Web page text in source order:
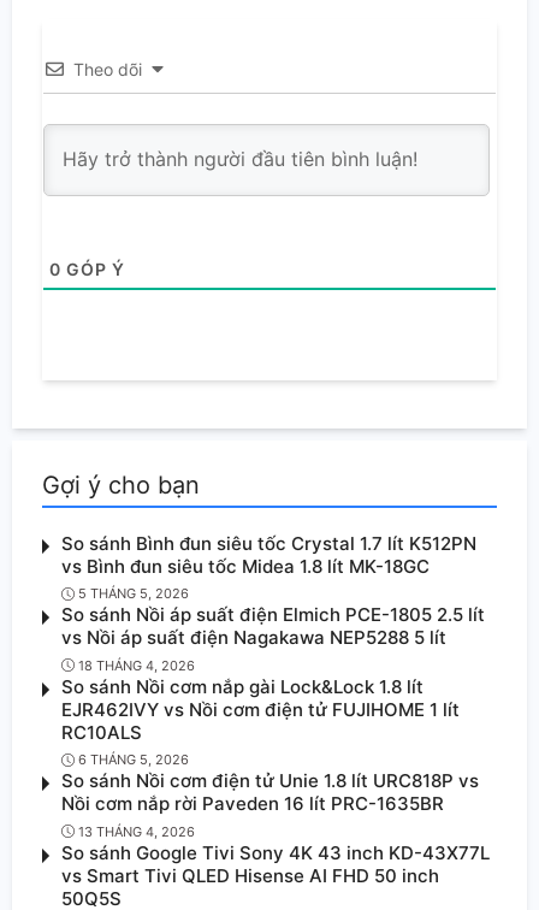
Theo dõi
0 GÓP Ý
Gợi ý cho bạn
So sánh Bình đun siêu tốc Crystal 1.7 lít K512PN
vs Bình đun siêu tốc Midea 1.8 lít MK-18GC
5 THÁNG 5, 2026
So sánh Nồi áp suất điện Elmich PCE-1805 2.5 lít
vs Nồi áp suất điện Nagakawa NEP5288 5 lít
18 THÁNG 4, 2026
So sánh Nồi cơm nắp gài Lock&Lock 1.8 lít
EJR462IVY vs Nồi cơm điện tử FUJIHOME 1 lít
RC10ALS
6 THÁNG 5, 2026
So sánh Nồi cơm điện tử Unie 1.8 lít URC818P vs
Nồi cơm nắp rời Paveden 16 lít PRC-1635BR
13 THÁNG 4, 2026
So sánh Google Tivi Sony 4K 43 inch KD-43X77L
vs Smart Tivi QLED Hisense AI FHD 50 inch
50Q5S